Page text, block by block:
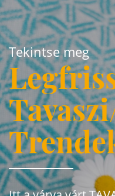
Tekintse meg